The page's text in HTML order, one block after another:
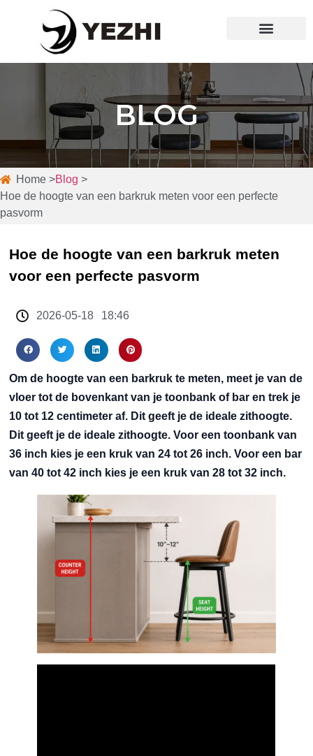
BLOG
Home >Blog >
Hoe de hoogte van een barkruk meten voor een perfecte
pasvorm
Hoe de hoogte van een barkruk meten
voor een perfecte pasvorm
2026-05-18 18:46
Om de hoogte van een barkruk te meten, meet je van de
vloer tot de bovenkant van je toonbank of bar en trek je
10 tot 12 centimeter af. Dit geeft je de ideale zithoogte.
Dit geeft je de ideale zithoogte. Voor een toonbank van
36 inch kies je een kruk van 24 tot 26 inch. Voor een bar
van 40 tot 42 inch kies je een kruk van 28 tot 32 inch.